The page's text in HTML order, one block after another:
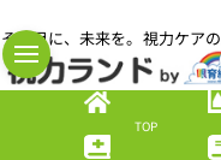
その目に、未来を。視力ケア
TOP